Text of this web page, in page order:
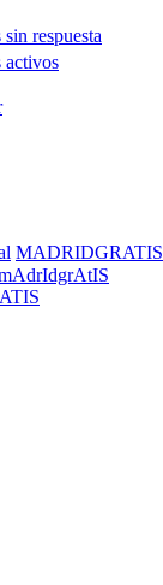
sin respuesta
activos
MADRIDGRATIS